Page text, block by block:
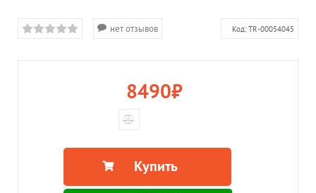
нет отзывов Код: TR-00054045
8490₽
Купить